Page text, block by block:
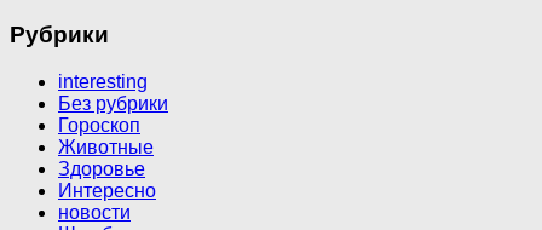
Рубрики
interesting
Без рубрики
Гороскоп
Животные
Здоровье
Интересно
новости